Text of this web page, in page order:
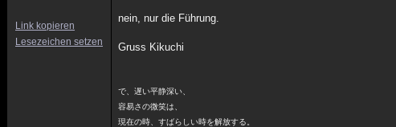
Link kopieren
Lesezeichen setzen
nein, nur die Führung.
Gruss Kikuchi
で、遅い平静深い、
容易さの微笑は、
現在の時、すばらしい時を解放する。